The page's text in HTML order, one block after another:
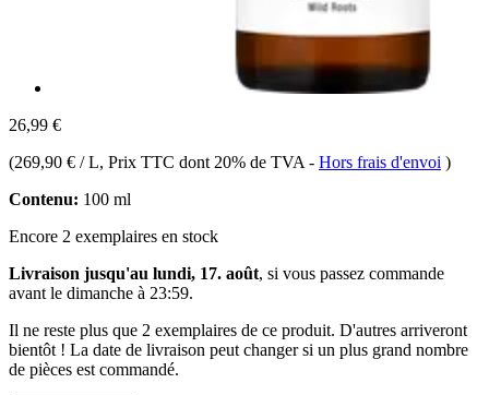
26,99 €
(269,90 € / L, Prix TTC dont 20% de TVA - Hors frais d'envoi )
Contenu: 100 ml
Encore 2 exemplaires en stock
Livraison jusqu'au lundi, 17. août, si vous passez commande
avant le dimanche à 23:59.
Il ne reste plus que 2 exemplaires de ce produit. D'autres arriveront
bientôt ! La date de livraison peut changer si un plus grand nombre
de pièces est commandé.